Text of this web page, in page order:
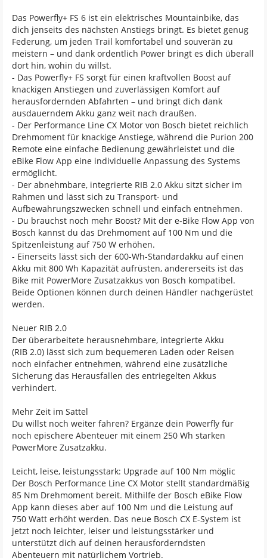
Das Powerfly+ FS 6 ist ein elektrisches Mountainbike, das
dich jenseits des nächsten Anstiegs bringt. Es bietet genug
Federung, um jeden Trail komfortabel und souverän zu
meistern – und dank ordentlich Power bringt es dich überall
dort hin, wohin du willst.
- Das Powerfly+ FS sorgt für einen kraftvollen Boost auf
knackigen Anstiegen und zuverlässigen Komfort auf
herausfordernden Abfahrten – und bringt dich dank
ausdauerndem Akku ganz weit nach draußen.
- Der Performance Line CX Motor von Bosch bietet reichlich
Drehmoment für knackige Anstiege, während die Purion 200
Remote eine einfache Bedienung gewährleistet und die
eBike Flow App eine individuelle Anpassung des Systems
ermöglicht.
- Der abnehmbare, integrierte RIB 2.0 Akku sitzt sicher im
Rahmen und lässt sich zu Transport- und
Aufbewahrungszwecken schnell und einfach entnehmen.
- Du brauchst noch mehr Boost? Mit der e-Bike Flow App von
Bosch kannst du das Drehmoment auf 100 Nm und die
Spitzenleistung auf 750 W erhöhen.
- Einerseits lässt sich der 600-Wh-Standardakku auf einen
Akku mit 800 Wh Kapazität aufrüsten, andererseits ist das
Bike mit PowerMore Zusatzakkus von Bosch kompatibel.
Beide Optionen können durch deinen Händler nachgerüstet
werden.
Neuer RIB 2.0
Der überarbeitete herausnehmbare, integrierte Akku
(RIB 2.0) lässt sich zum bequemeren Laden oder Reisen
noch einfacher entnehmen, während eine zusätzliche
Sicherung das Herausfallen des entriegelten Akkus
verhindert.
Mehr Zeit im Sattel
Du willst noch weiter fahren? Ergänze dein Powerfly für
noch epischere Abenteuer mit einem 250 Wh starken
PowerMore Zusatzakku.
Leicht, leise, leistungsstark: Upgrade auf 100 Nm möglic
Der Bosch Performance Line CX Motor stellt standardmäßig
85 Nm Drehmoment bereit. Mithilfe der Bosch eBike Flow
App kann dieses aber auf 100 Nm und die Leistung auf
750 Watt erhöht werden. Das neue Bosch CX E-System ist
jetzt noch leichter, leiser und leistungsstärker und
unterstützt dich auf deinen herausforderndsten
Abenteuern mit natürlichem Vortrieb.